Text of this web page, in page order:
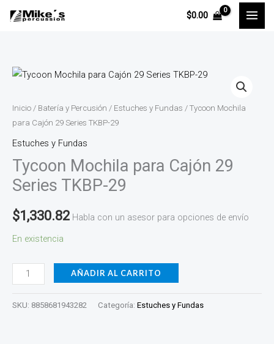
$0.00
Inicio / Batería y Percusión / Estuches y Fundas / Tycoon Mochila
para Cajón 29 Series TKBP-29
Estuches y Fundas
Tycoon Mochila para Cajón 29
Series TKBP-29
$1,330.82 Habla con un asesor para opciones de envío
En existencia
Tycoon
para
Cajón
29
Series
TKBP-
29
cantidad
AÑADIR AL CARRITO
SKU: 8858681943282 Categoría: Estuches y Fundas